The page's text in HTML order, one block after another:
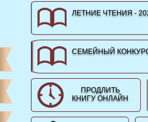
ЛЕТНИЕ ЧТЕНИЯ -
СЕМЕЙНЫЙ
ПРОДЛИТЬ
КНИГУ ОНЛАЙН